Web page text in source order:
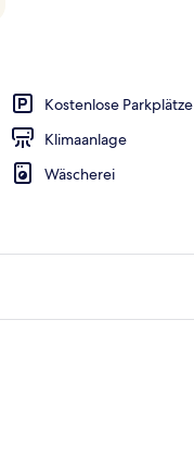
Kostenlose Parkplätze
Klimaanlage
Wäscherei